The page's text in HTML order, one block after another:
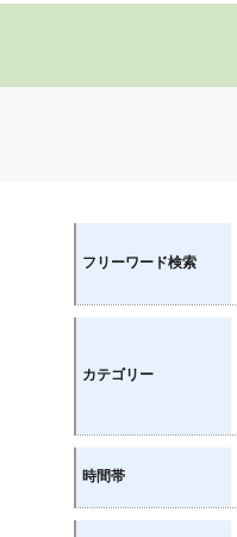
フリーワード検索
カテゴリー
時間帯